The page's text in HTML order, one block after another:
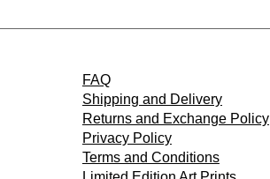
FAQ
Shipping and Delivery
Returns and Exchange Policy
Privacy Policy
Terms and Conditions